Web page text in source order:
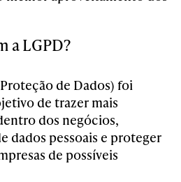
a LGPD?
de Dados) foi
de trazer mais
dos negócios,
dados pessoais e proteger
de possíveis